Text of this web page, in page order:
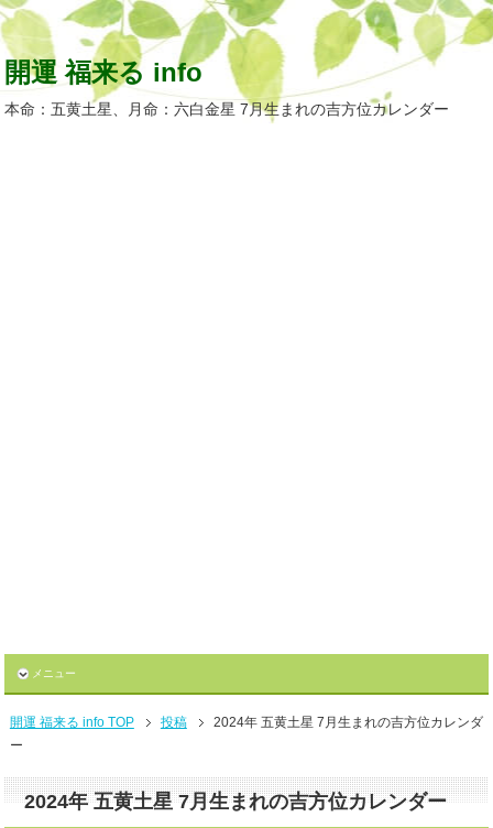
開運 福来る info
本命：五黄土星、月命：六白金星 7月生まれの吉方位カレンダー
メニュー
開運 福来る info TOP 投稿
2024年 五黄土星 7月生まれの吉方位カレンダ
ー
2024年 五黄土星 7月生まれの吉方位カレンダー